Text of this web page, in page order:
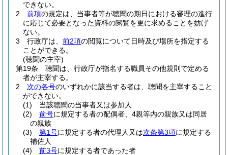
できない。
2
前項の規定は、当事者等が聴聞の期日における審理の進行
に応じて必要となった資料の閲覧を更に求めることを妨げ
ない。
3
行政庁は、 前2項の閲覧について日時及び場所を指定する
ことができる。
(聴聞の主宰)
第19条
聴聞は、行政庁が指名する職員その他規則で定める
者が主宰する。
2
次の各号のいずれかに該当する者は、聴聞を主宰すること
ができない。
(1)
当該聴聞の当事者又は参加人
(2)
前号に規定する者の配偶者、4親等内の親族又は同居
の親族
(3)
第1号に規定する者の代理人又は次条第3項に規定する
補佐人
(4)
前3号に規定する者であった者